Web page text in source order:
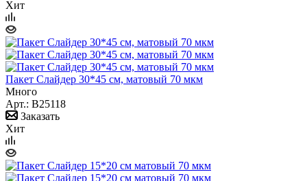
Хит
Пакет Слайдер 30*45 см, матовый 70 мкм
Много
Арт.: B25118
Заказать
Хит